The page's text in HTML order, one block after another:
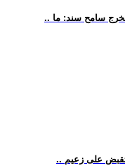
سامح سند: ما
تقبض على زعيم